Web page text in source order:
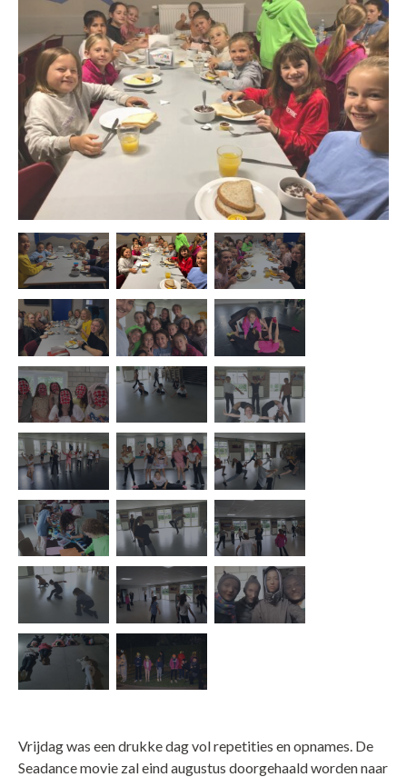
Vrijdag was een drukke dag vol repetities en opnames. De
Seadance movie zal eind augustus doorgehaald worden naar